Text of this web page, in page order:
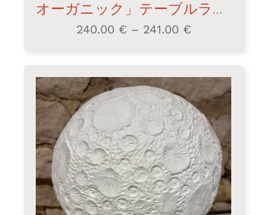
オーガニック」テーブルランプ
240.00 € – 241.00 €価
240.00 €
–
241.00 €